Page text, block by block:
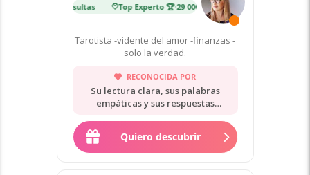
29 000 consultas Top Experto 🏆·29 000 consultas
Tarotista -vidente del amor -finanzas -
solo la verdad.
RECONOCIDA POR
Su lectura clara, sus palabras
empáticas y sus respuestas
Quiero descubrir